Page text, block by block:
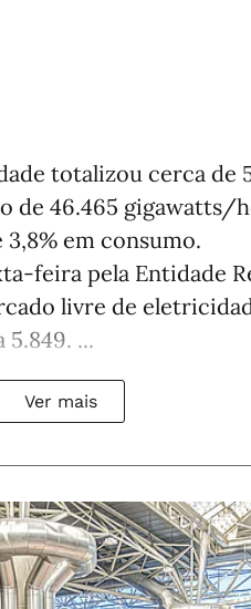
totalizou cerca de
de 46.465 gigawatts/
em consumo.
feira pela Entidade
livre de
...
Ver mais